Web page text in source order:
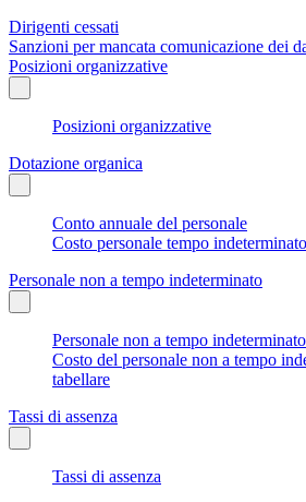
Dirigenti cessati
Sanzioni per mancata comunicazione dei
Posizioni organizzative
Posizioni organizzative
Dotazione organica
Conto annuale del personale
Costo personale tempo indeterminato
Personale non a tempo indeterminato
Personale non a tempo
Costo del personale non a tempo
tabellare
Tassi di assenza
Tassi di assenza